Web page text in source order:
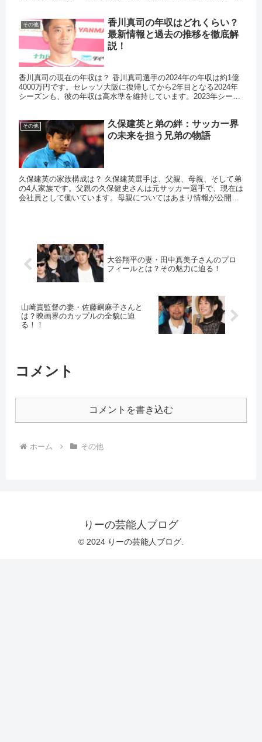
その他
香川真司の年収はどれくらい？
最新情報と過去の推移を徹底解
説！
香川真司の現在の年収は？ 香川真司選手の2024年の年収は約1億
4000万円です。セレッソ大阪に復帰してから2年目となる2024年
シーズンも、彼の年収は高水準を維持しています。2023年シーズ
その他
久保建英と弟の絆：サッカー界
の未来を担う兄弟の物語
久保建英の家族構成は？ 久保建英選手は、父親、母親、そして弟
の4人家族です。父親の久保健史さんは元サッカー選手で、現在は
会社員として働いています。母親についてはあまり情報が公開さ
大谷翔平の妻・田中真美子さんのプロ
フィールとは？その魅力に迫る！
山崎貴監督の妻・佐藤嗣麻子さんと
は？映画界のカップルの全貌に迫
る！！
コメント
コメントを書き込む
ホーム その他
りーの芸能人ブログ
© 2024 りーの芸能人ブログ.